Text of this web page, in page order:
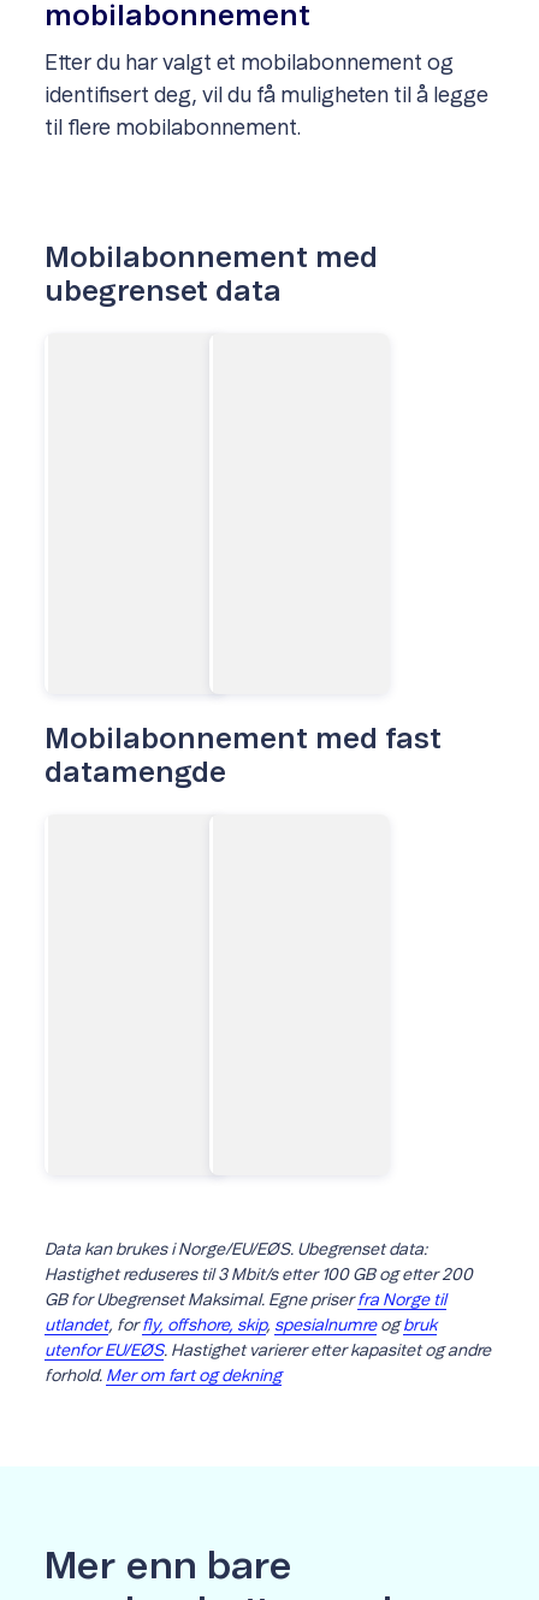
mobilabonnement
Etter du har valgt et mobilabonnement og
identifisert deg, vil du få muligheten til å legge
til flere mobilabonnement.
Mobilabonnement med
ubegrenset data
Mobilabonnement med fast
datamengde
Data kan brukes i Norge/EU/EØS. Ubegrenset data:
Hastighet reduseres til 3 Mbit/s etter 100 GB og etter 200
GB for Ubegrenset Maksimal. Egne priserfra Norge til
utlandet, forfly, offshore, skip, spesialnumreogbruk
utenfor EU/EØS. Hastighet varierer etter kapasitet og andre
forhold. Mer om fart og dekning
Mer enn bare